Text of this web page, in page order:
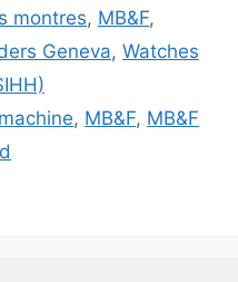
montres, MB&F,
Geneva, Watches
, MB&F, MB&F